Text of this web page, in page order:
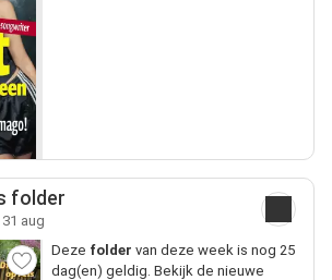
folder
aug
Deze folder van deze week is nog 25
dag(en) geldig. Bekijk de nieuwe